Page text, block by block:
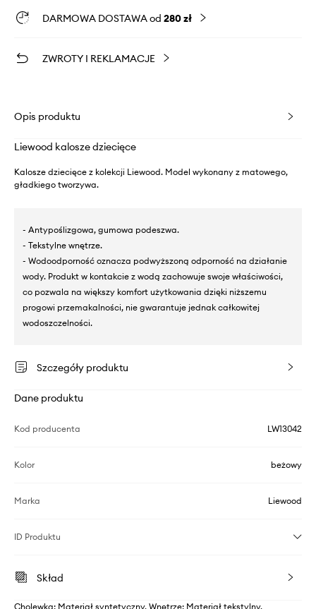
DARMOWA DOSTAWA od 280 zł
ZWROTY I REKLAMACJE
Opis produktu
Liewood kalosze dziecięce
Kalosze dziecięce z kolekcji Liewood. Model wykonany z matowego,
gładkiego tworzywa.
- Antypoślizgowa, gumowa podeszwa.
- Tekstylne wnętrze.
- Wodoodporność oznacza podwyższoną odporność na działanie
wody. Produkt w kontakcie z wodą zachowuje swoje właściwości,
co pozwala na większy komfort użytkowania dzięki niższemu
progowi przemakalności, nie gwarantuje jednak całkowitej
wodoszczelności.
Szczegóły produktu
Dane produktu
Kod producenta LW13042
Kolor beżowy
Marka Liewood
ID Produktu
Skład
Cholewka: Materiał syntetyczny, Wnętrze: Materiał tekstylny,